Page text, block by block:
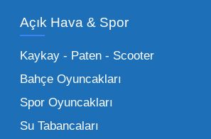
stok imkanımızla
Küçük Oyuncaklar:
sağlayan toptan küçük
Bu kategorideki küçük
alımlarda çok düşük
Açık Hava & Spor
Kaykay - Paten - Scooter
Bahçe Oyuncakları
Spor Oyuncakları
Su Tabancaları